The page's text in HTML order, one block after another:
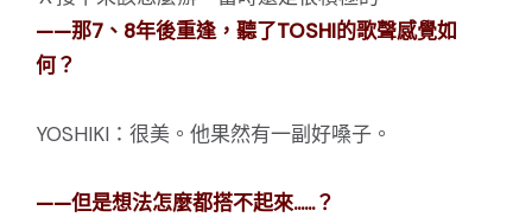
——那7、8年後重逢，聽了TOSHI的歌聲感覺如
何？
YOSHIKI：很美。他果然有一副好嗓子。
——但是想法怎麼都搭不起來……？